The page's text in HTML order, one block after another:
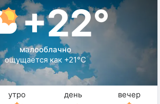
+22°
малооблачно
ощущается как +21°C
утро день вечер